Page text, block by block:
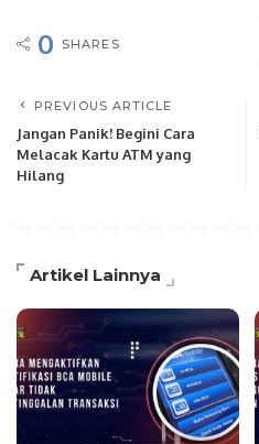
0 SHARES
PREVIOUS ARTICLE
Jangan Panik! Begini Cara
Melacak Kartu ATM yang
Hilang
Artikel Lainnya